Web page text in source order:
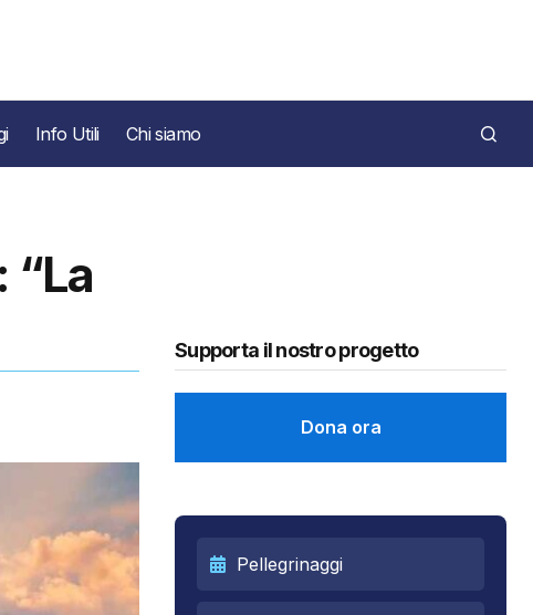
Info Utili Chi siamo
Supporta il nostro progetto
Dona ora
Pellegrinaggi